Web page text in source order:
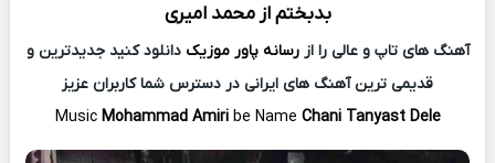
بدبختم ازمحمد امیری
آهنگ های تاپ و عالی را ازرسانه پاور موزیک دانلود کنید جدیدترین و
قدیمی ترین آهنگ های ایرانی در دسترس شما کاربران عزیز
Music Mohammad Amiri be Name Chani Tanyast Dele